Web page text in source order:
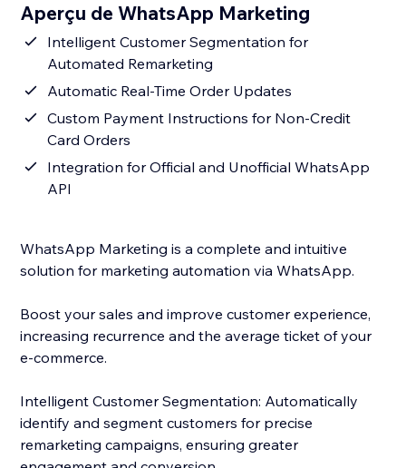
Aperçu de WhatsApp Marketing
Intelligent Customer Segmentation for
Automated Remarketing
Automatic Real-Time Order Updates
Custom Payment Instructions for Non-Credit
Card Orders
Integration for Official and Unofficial WhatsApp
API
WhatsApp Marketing is a complete and intuitive
solution for marketing automation via WhatsApp.
Boost your sales and improve customer experience,
increasing recurrence and the average ticket of your
e-commerce.
Intelligent Customer Segmentation: Automatically
identify and segment customers for precise
remarketing campaigns, ensuring greater